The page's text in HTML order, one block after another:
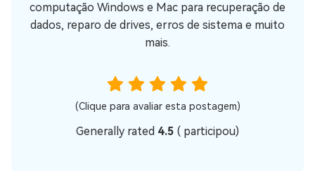
computação Windows e Mac para recuperação de
dados, reparo de drives, erros de sistema e muito
mais.
(Clique para avaliar esta postagem)
Generally rated 4.5 ( participou)